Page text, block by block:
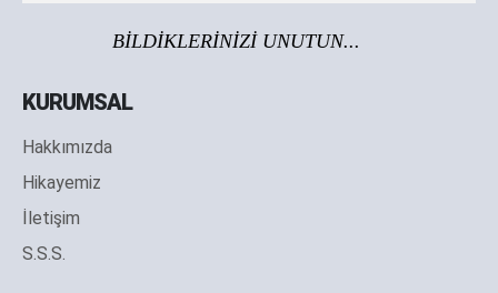
BİLDİKLERİNİZİ UNUTUN...
KURUMSAL
Hakkımızda
Hikayemiz
İletişim
S.S.S.